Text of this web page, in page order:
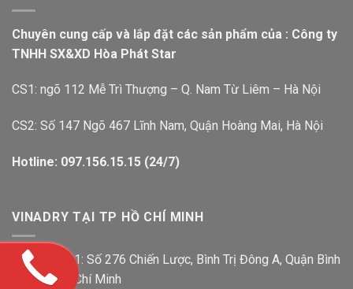
Chuyên cung cấp và lắp đặt các sản phẩm của : Công ty
TNHH SX&XD Hòa Phát Star
CS1: ngõ 112 Mễ Trì Thượng – Q. Nam Từ Liêm – Hà Nội
CS2: Số 147 Ngõ 467 Lĩnh Nam, Quận Hoàng Mai, Hà Nội
Hotline: 097.156.15.15 (24/7)
VINADRY TẠI TP HỒ CHÍ MINH
Showroom 1: Số 276 Chiến Lược, Bình Trị Đông A, Quận Bình
Tân, TP. Hồ Chí Minh